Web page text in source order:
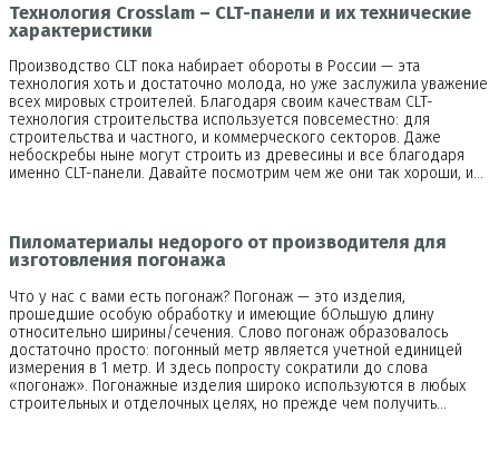
Технология Crosslam – CLT-панели и их технические
характеристики
Производство CLT пока набирает обороты в России — эта
технология хоть и достаточно молода, но уже заслужила уважение
всех мировых строителей. Благодаря своим качествам CLT-
технология строительства используется повсеместно: для
строительства и частного, и коммерческого секторов. Даже
небоскребы ныне могут строить из древесины и все благодаря
именно CLT-панели. Давайте посмотрим чем же они так хороши, и…
Пиломатериалы недорого от производителя для
изготовления погонажа
Что у нас с вами есть погонаж? Погонаж — это изделия,
прошедшие особую обработку и имеющие бОльшую длину
относительно ширины/сечения. Слово погонаж образовалось
достаточно просто: погонный метр является учетной единицей
измерения в 1 метр. И здесь попросту сократили до слова
«погонаж». Погонажные изделия широко используются в любых
строительных и отделочных целях, но прежде чем получить…